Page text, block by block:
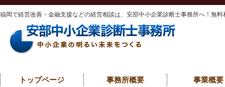
福岡で経営改善・金融支援などの経営相談は、安部中小企業診断士事務所へ！無料
トップページ 事務所概要 事業概要